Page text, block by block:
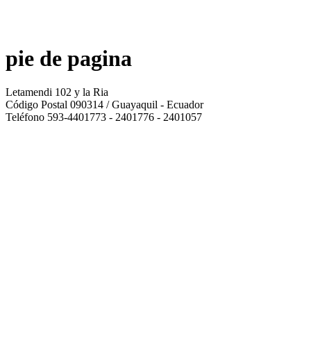
pie de pagina
Letamendi 102 y la Ria
Código Postal 090314 / Guayaquil - Ecuador
Teléfono 593-4401773 - 2401776 - 2401057